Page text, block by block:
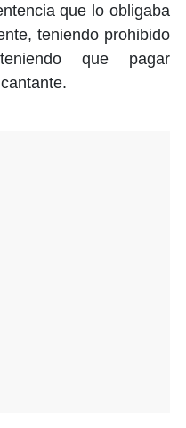
que lo obligaba
teniendo prohibido
que pagar